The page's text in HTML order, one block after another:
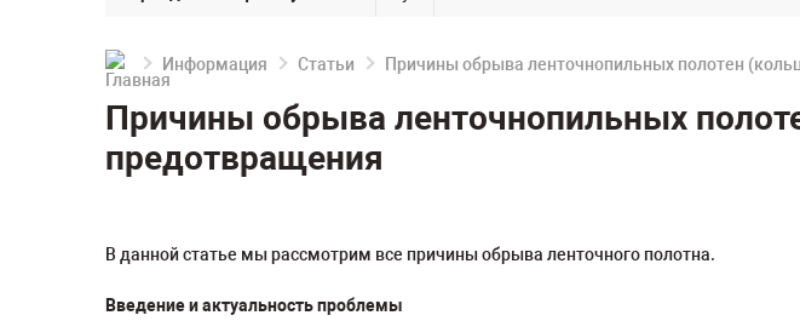
Информация Статьи Причины обрыва ленточнопильных полотен
Причины обрыва ленточнопильных
предотвращения
В данной статье мы рассмотрим все причины обрыва ленточного полотна.
Введение и актуальность проблемы